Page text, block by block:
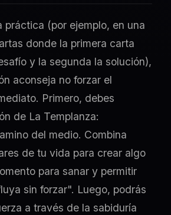
práctica (por ejemplo, en una
donde la primera carta
y la segunda la solución),
aconseja no forzar el
Primero, debes
de La Templanza:
del medio. Combina
de tu vida para crear algo
para sanar y permitir
sin forzar". Luego, podrás
a través de la sabiduría